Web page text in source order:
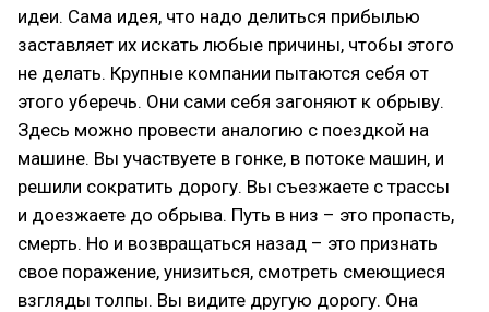
идеи. Сама идея, что надо делиться прибылью
заставляет их искать любые причины, чтобы этого
не делать. Крупные компании пытаются себя от
этого уберечь. Они сами себя загоняют к обрыву.
Здесь можно провести аналогию с поездкой на
машине. Вы участвуете в гонке, в потоке машин, и
решили сократить дорогу. Вы съезжаете с трассы
и доезжаете до обрыва. Путь в низ – это пропасть,
смерть. Но и возвращаться назад – это признать
свое поражение, унизиться, смотреть смеющиеся
взгляды толпы. Вы видите другую дорогу. Она